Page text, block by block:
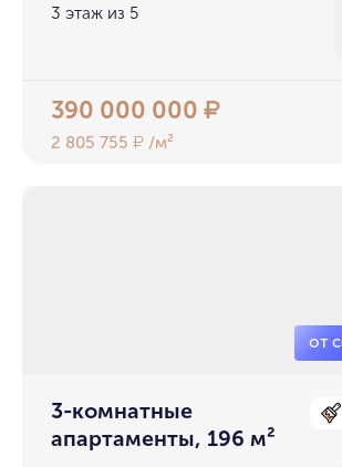
3 этаж из 5
390 000 000₽
2 805 755₽ /м²
3-комнатные
апартаменты, 196 м²